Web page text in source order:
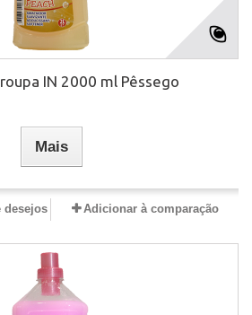
IN 2000 ml Pêssego
Mais
desejos Adicionar à comparação